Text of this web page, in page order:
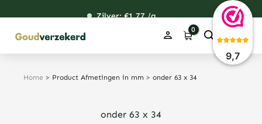
9,7
inhoud
120,76
Zilver: €1,77/g
48,59
38,39
Home > Product Afmetingen in mm > onder 63 x 34
onder 63 x 34